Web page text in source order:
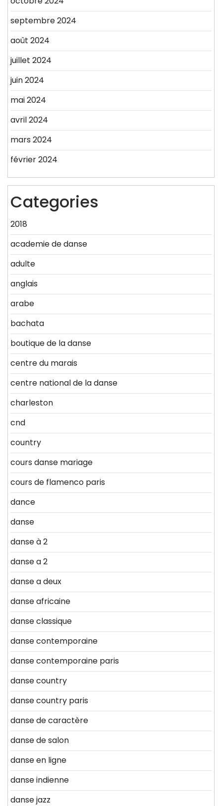
septembre 2024
août 2024
juillet 2024
juin 2024
mai 2024
avril 2024
mars 2024
février 2024
Categories
2018
academie de danse
adulte
anglais
arabe
bachata
boutique de la danse
centre du marais
centre national de la danse
charleston
cnd
country
cours danse mariage
cours de flamenco paris
dance
danse
danse à 2
danse a 2
danse a deux
danse africaine
danse classique
danse contemporaine
danse contemporaine paris
danse country
danse country paris
danse de caractère
danse de salon
danse en ligne
danse indienne
danse jazz